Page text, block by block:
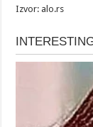
Izvor: alo.rs